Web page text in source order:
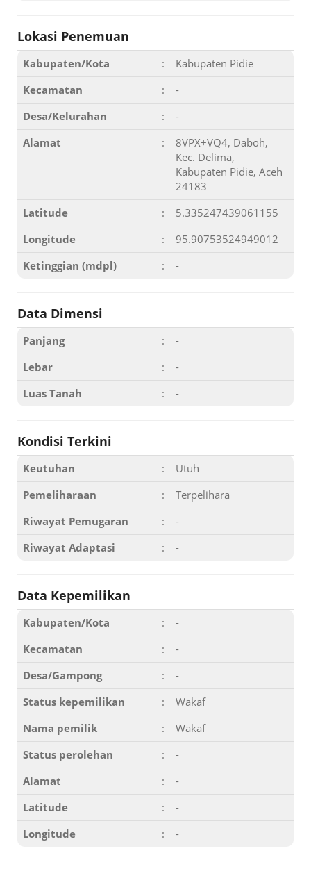
Lokasi Penemuan
Kabupaten/Kota :
Kabupaten Pidie
Kecamatan
:
-
Desa/Kelurahan
:
-
Alamat
:
8VPX+VQ4, Daboh,
Kec. Delima,
Kabupaten Pidie, Aceh
24183
Latitude
:
5.335247439061155
Longitude
:
95.90753524949012
Ketinggian (mdpl)
: -
Data Dimensi
Panjang :
-
Lebar
:
-
Luas Tanah
: -
Kondisi Terkini
Keutuhan :
Utuh
Pemeliharaan
:
Terpelihara
Riwayat Pemugaran
:
-
Riwayat Adaptasi
: -
Data Kepemilikan
Kabupaten/Kota :
-
Kecamatan
:
-
Desa/Gampong
:
-
Status kepemilikan
:
Wakaf
Nama pemilik
:
Wakaf
Status perolehan
:
-
Alamat
:
-
Latitude
:
-
Longitude
: -